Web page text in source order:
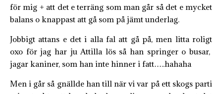
för mig + att det e terräng som man går så det e mycket
balans o knappast att gå som på jämt underlag.
Jobbigt attans e det i alla fal att gå på, men litta roligt
oxo för jag har ju Attilla lös så han springer o busar,
jagar kaniner, som han inte hinner i fatt…..hahaha
Men i går så gnällde han till när vi var på ett skogs parti